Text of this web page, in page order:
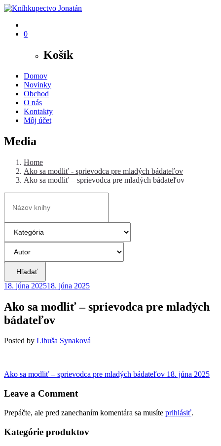
0
Košík
Domov
Novinky
Obchod
O nás
Kontakty
Môj účet
Media
Home
Ako sa modliť - sprievodca pre mladých bádateľov
Ako sa modliť – sprievodca pre mladých bádateľov
Hľadať
18. júna 202518. júna 2025
Ako sa modliť – sprievodca pre mladých
bádateľov
Posted by Libuša Synaková
Navigácia
v
Ako sa modliť – sprievodca pre mladých bádateľov Previous
18. júna 2025
Leave a Comment
Prepáčte, ale pred zanechaním komentára sa musíte prihlásiť.
Kategórie produktov